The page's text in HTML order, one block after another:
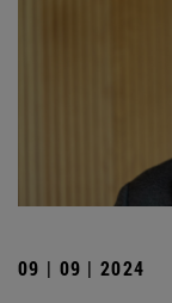
09 | 09 | 2024